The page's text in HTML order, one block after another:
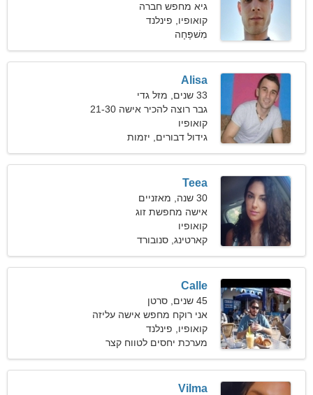
גיא מחפש חברה
קואופיו, פינלנד
מִשׁפָּחָה
Alisa
33 שנים, מזל גדי
גבר רוצה להכיר אישה 21-30
קואופיו
גידול דבורים, יזמות
Teea
30 שנה, מאזניים
אישה מחפשת זוג
קואופיו
קארטינג, סנובורד
Calle
45 שנים, סרטן
אני רוקח מחפש אישה עליזה
קואופיו, פינלנד
מערכת יחסים לטווח קצר
Vilma